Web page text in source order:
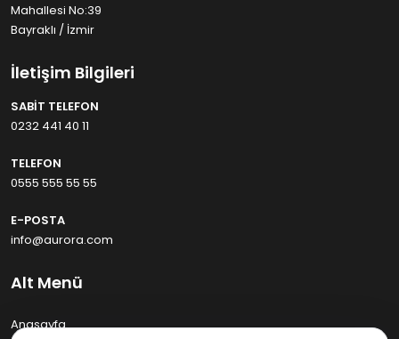
Mahallesi No:39
Bayraklı / İzmir
İletişim Bilgileri
SABIT TELEFON
0232 441 40 11
TELEFON
0555 555 55 55
E-POSTA
info@aurora.com
Alt Menü
Anasayfa